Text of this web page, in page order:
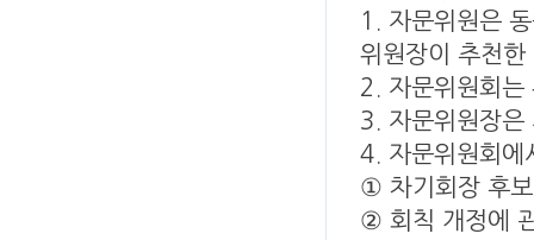
1. 자문위원은
위원장이 추천한
2. 자문위원회
3. 자문위원장은
4. 자문위원회에
① 차기회장 후
② 회칙 개정에